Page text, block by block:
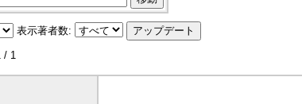
表示著者数:
/ 1